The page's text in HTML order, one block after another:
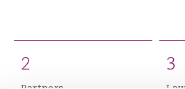
County
2 3